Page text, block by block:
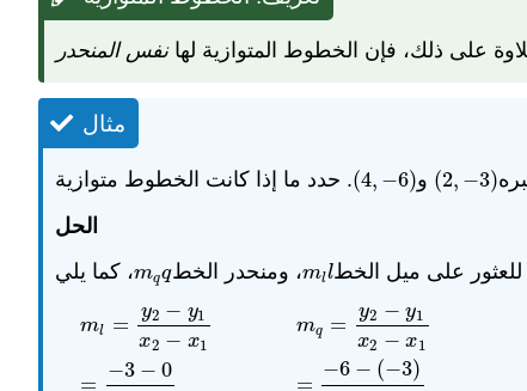
على ذلك، فإن الخطوط المتوازية لهانفس المنحدر
مثال
(2, −3)
(2, −3) و (4, −6)
(4, −6)
الحل
على ميل الخطl
l
ml
ml ، ومنحدر الخطq
q
mq
mq
ml =
y2 − y1
x2 − x1
=
−3 − 0
mq =
y2 − y1
x2 − x1
=
−6 − (−3)
=y 2−y1x2− 1x 2−x1=−3−0